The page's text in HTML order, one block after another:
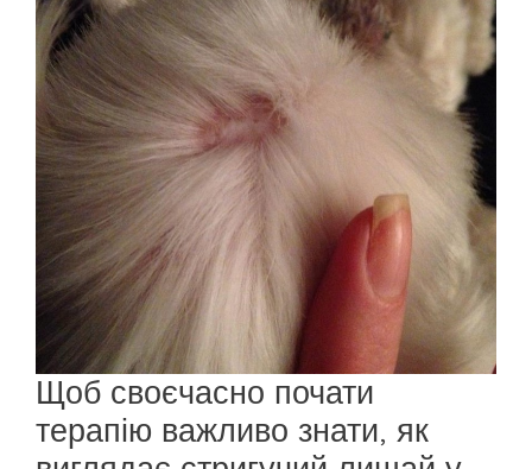
Щоб своєчасно почати
терапію важливо знати, як